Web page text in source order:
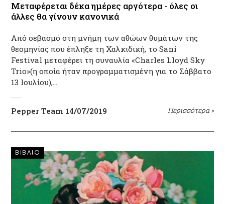
Μεταφέρεται δέκα ημέρες αργότερα - όλες οι
άλλες θα γίνουν κανονικά
Από σεβασμό στη μνήμη των αθώων θυμάτων της
θεομηνίας που έπληξε τη Χαλκιδική, το Sani
Festival μεταφέρει τη συναυλία «Charles Lloyd Sky
Trio»(η οποία ήταν προγραμματισμένη για το Σάββατο
13 Ιουλίου),…
Pepper Team 14/07/2019 Περισσότερα »
ΒΙΒΛΙΟ